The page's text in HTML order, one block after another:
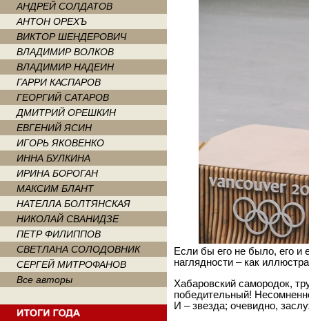
АНДРЕЙ СОЛДАТОВ
АНТОН ОРЕХЪ
ВИКТОР ШЕНДЕРОВИЧ
ВЛАДИМИР ВОЛКОВ
ВЛАДИМИР НАДЕИН
ГАРРИ КАСПАРОВ
ГЕОРГИЙ САТАРОВ
ДМИТРИЙ ОРЕШКИН
ЕВГЕНИЙ ЯСИН
ИГОРЬ ЯКОВЕНКО
ИННА БУЛКИНА
ИРИНА БОРОГАН
МАКСИМ БЛАНТ
НАТЕЛЛА БОЛТЯНСКАЯ
НИКОЛАЙ СВАНИДЗЕ
ПЕТР ФИЛИППОВ
СВЕТЛАНА СОЛОДОВНИК
СЕРГЕЙ МИТРОФАНОВ
Все авторы
Если бы его не было, его и
наглядности – как
Хабаровский самородок,
победительный!
И – звезда; очевидно,